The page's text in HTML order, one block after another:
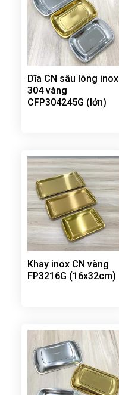
Dĩa CN sâu lòng inox
304 vàng
CFP304245G (lớn)
Khay inox CN vàng
FP3216G (16x32cm)